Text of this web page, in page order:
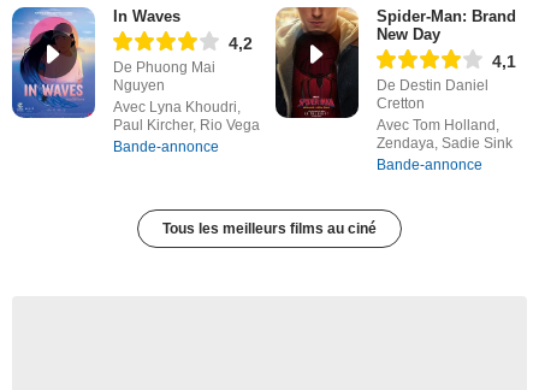
In Waves
4,2
De Phuong Mai
Nguyen
Avec Lyna Khoudri,
Paul Kircher, Rio Vega
Bande-annonce
Spider-Man: Brand
New Day
4,1
De Destin Daniel
Cretton
Avec Tom Holland,
Zendaya, Sadie Sink
Bande-annonce
Tous les meilleurs films au ciné